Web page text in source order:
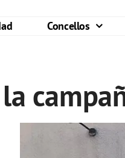
Concellos